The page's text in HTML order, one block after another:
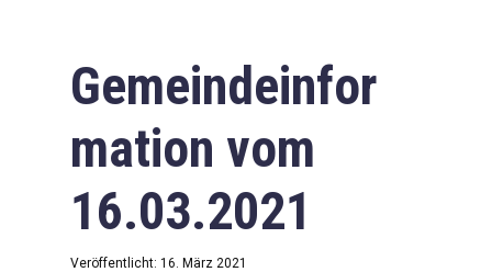
Gemeindeamt
Gemeinderat
Bildung
Vereine
Gemeindeinfor
mation vom
16.03.2021
Veröffentlicht: 16. März 2021